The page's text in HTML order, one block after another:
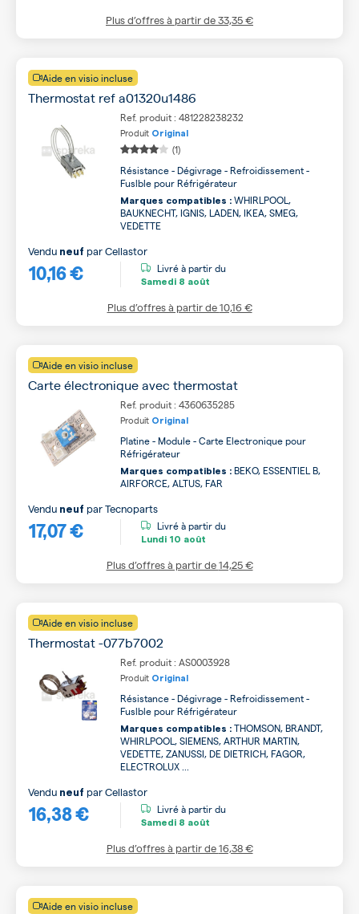
Plus d’offres à partir de33,35 €
Aide en visio incluse
Thermostat ref a01320u1486
Ref. produit : 481228238232
Produit Original
(1)
Résistance - Dégivrage - Refroidissement -
Fuslble pour Réfrigérateur
Marques compatibles : WHIRLPOOL,
BAUKNECHT, IGNIS, LADEN, IKEA, SMEG,
VEDETTE
10,16 €
Vendu neuf parCellastor
Livré à partir du
Samedi 8 août
Plus d’offres à partir de10,16 €
Aide en visio incluse
Carte électronique avec thermostat
Ref. produit : 4360635285
Produit Original
Platine - Module - Carte Electronique pour
Réfrigérateur
Marques compatibles : BEKO, ESSENTIEL B,
AIRFORCE, ALTUS, FAR
17,07 €
Vendu neuf parTecnoparts
Livré à partir du
Lundi 10 août
Plus d’offres à partir de14,25 €
Aide en visio incluse
Thermostat -077b7002
Ref. produit : AS0003928
Produit Original
Résistance - Dégivrage - Refroidissement -
Fuslble pour Réfrigérateur
Marques compatibles : THOMSON, BRANDT,
WHIRLPOOL, SIEMENS, ARTHUR MARTIN,
VEDETTE, ZANUSSI, DE DIETRICH, FAGOR,
ELECTROLUX ...
16,38 €
Vendu neuf parCellastor
Livré à partir du
Samedi 8 août
Plus d’offres à partir de16,38 €
Aide en visio incluse